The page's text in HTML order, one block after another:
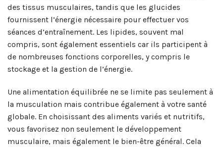
des tissus musculaires, tandis que les glucides
fournissent l’énergie nécessaire pour effectuer vos
séances d’entraînement. Les lipides, souvent mal
compris, sont également essentiels car ils participent à
de nombreuses fonctions corporelles, y compris le
stockage et la gestion de l’énergie.
Une alimentation équilibrée ne se limite pas seulement à
la musculation mais contribue également à votre santé
globale. En choisissant des aliments variés et nutritifs,
vous favorisez non seulement le développement
musculaire, mais également le bien-être général. Cela